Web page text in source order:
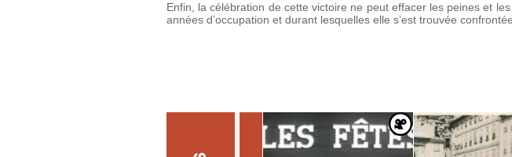
Enfin, la célébration de cette victoire ne peut effacer les peines et
années d’occupation et durant lesquelles elle s’est trouvée